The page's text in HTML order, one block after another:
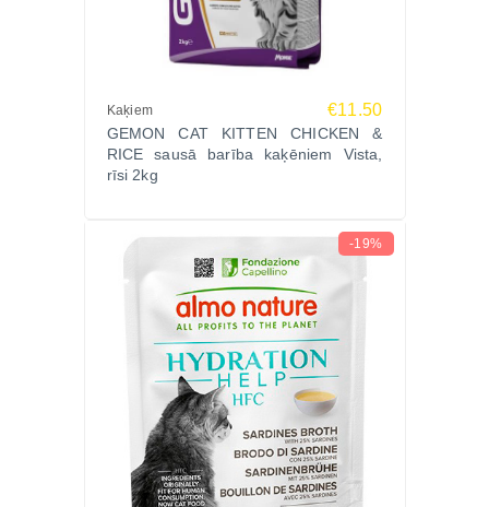
Kaķiem €11.50
GEMON CAT KITTEN CHICKEN &
RICE sausā barība kaķēniem Vista,
rīsi 2kg
-19%